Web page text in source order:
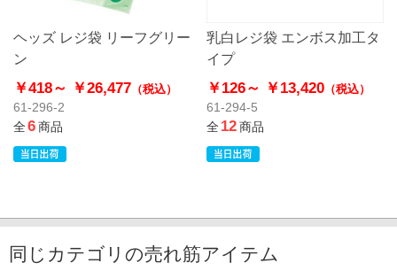
ヘッズ レジ袋 リーフグリー
ン
￥418～ ￥26,477 （税込）
61-296-2
全6商品
乳白レジ袋 エンボス加工タ
イプ
￥126～ ￥13,420（税込）
61-294-5
全12商品
同じカテゴリの売れ筋アイテム